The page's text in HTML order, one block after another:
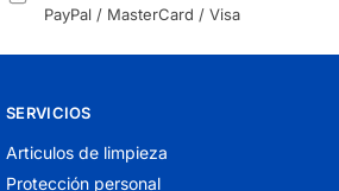
PayPal / MasterCard / Visa
SERVICIOS
Articulos de limpieza
Protección personal